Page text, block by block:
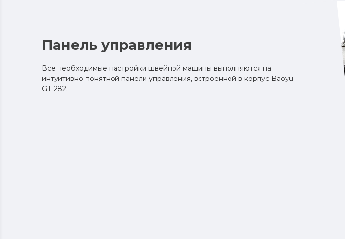
Панель управления
Все необходимые настройки швейной машины выполняются на
интуитивно-понятной панели управления, встроенной в корпус Baoyu
GT-282.